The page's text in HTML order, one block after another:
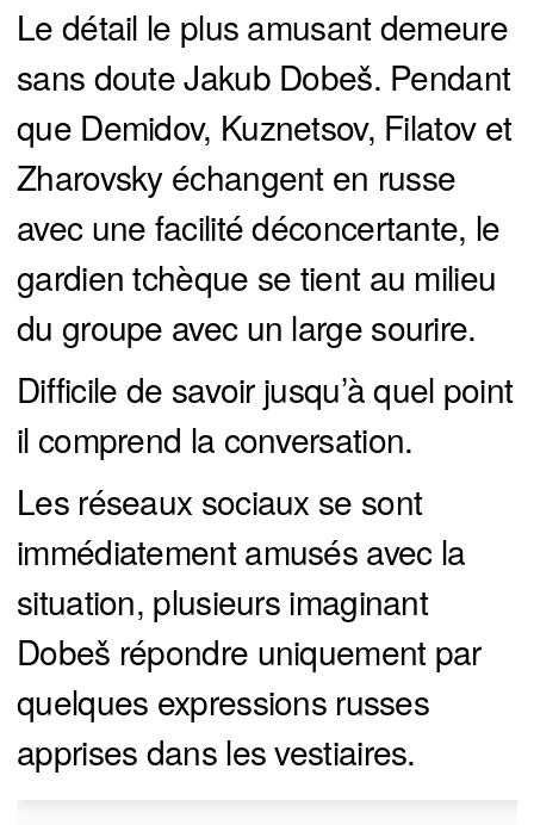
Le détail le plus amusant demeure
sans doute Jakub Dobeš. Pendant
que Demidov, Kuznetsov, Filatov et
Zharovsky échangent en russe
avec une facilité déconcertante, le
gardien tchèque se tient au milieu
du groupe avec un large sourire.
Difficile de savoir jusqu’à quel point
il comprend la conversation.
Les réseaux sociaux se sont
immédiatement amusés avec la
situation, plusieurs imaginant
Dobeš répondre uniquement par
quelques expressions russes
apprises dans les vestiaires.